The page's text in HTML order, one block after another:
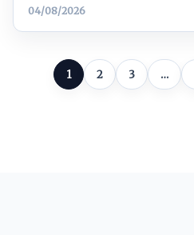
04/08/2026
1 2 3 …